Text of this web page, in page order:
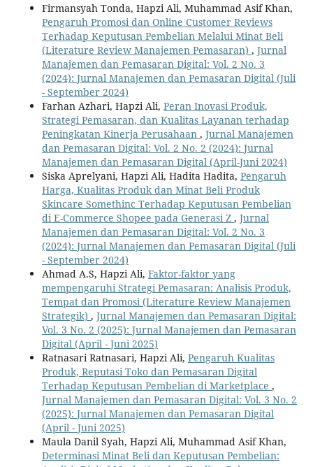
Firmansyah Tonda, Hapzi Ali, Muhammad Asif Khan,
Pengaruh Promosi dan Online Customer Reviews
Terhadap Keputusan Pembelian Melalui Minat Beli
(Literature Review Manajemen Pemasaran) , Jurnal
Manajemen dan Pemasaran Digital: Vol. 2 No. 3
(2024): Jurnal Manajemen dan Pemasaran Digital (Juli
- September 2024)
Farhan Azhari, Hapzi Ali, Peran Inovasi Produk,
Strategi Pemasaran, dan Kualitas Layanan terhadap
Peningkatan Kinerja Perusahaan , Jurnal Manajemen
dan Pemasaran Digital: Vol. 2 No. 2 (2024): Jurnal
Manajemen dan Pemasaran Digital (April-Juni 2024)
Siska Aprelyani, Hapzi Ali, Hadita Hadita, Pengaruh
Harga, Kualitas Produk dan Minat Beli Produk
Skincare Somethinc Terhadap Keputusan Pembelian
di E-Commerce Shopee pada Generasi Z , Jurnal
Manajemen dan Pemasaran Digital: Vol. 2 No. 3
(2024): Jurnal Manajemen dan Pemasaran Digital (Juli
- September 2024)
Ahmad A.S, Hapzi Ali, Faktor-faktor yang
mempengaruhi Strategi Pemasaran: Analisis Produk,
Tempat dan Promosi (Literature Review Manajemen
Strategik) , Jurnal Manajemen dan Pemasaran Digital:
Vol. 3 No. 2 (2025): Jurnal Manajemen dan Pemasaran
Digital (April - Juni 2025)
Ratnasari Ratnasari, Hapzi Ali, Pengaruh Kualitas
Produk, Reputasi Toko dan Pemasaran Digital
Terhadap Keputusan Pembelian di Marketplace ,
Jurnal Manajemen dan Pemasaran Digital: Vol. 3 No. 2
(2025): Jurnal Manajemen dan Pemasaran Digital
(April - Juni 2025)
Maula Danil Syah, Hapzi Ali, Muhammad Asif Khan,
Determinasi Minat Beli dan Keputusan Pembelian: